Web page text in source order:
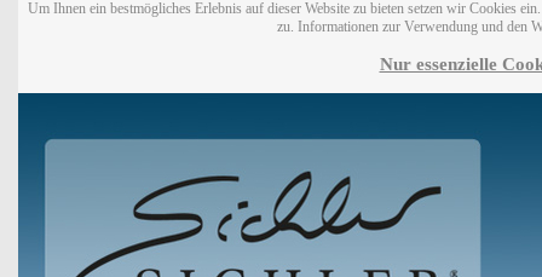
Um Ihnen ein bestmögliches Erlebnis auf dieser Website zu bieten setzen wir Cookies
zu. Informationen zur Verwendung und den
Nur essenzielle